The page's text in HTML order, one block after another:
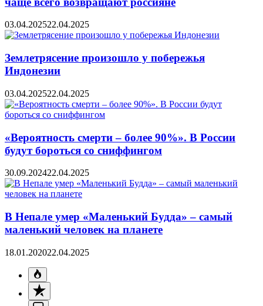
03.04.202522.04.2025
Землетрясение произошло у побережья
Индонезии
03.04.202522.04.2025
«Вероятность смерти – более 90%». В России
будут бороться со сниффингом
30.09.202422.04.2025
В Непале умер «Маленький Будда» – самый
маленький человек на планете
18.01.202022.04.2025